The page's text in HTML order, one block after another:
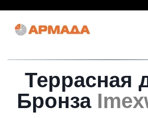
Террасная
Бронза